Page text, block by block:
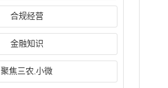
合规经营
金融知识
聚焦三农.小微